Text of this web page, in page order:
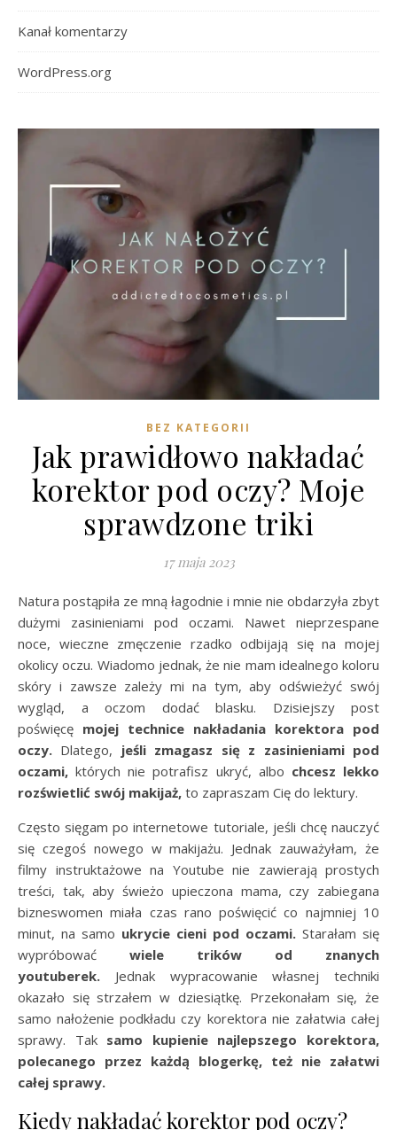
Kanał komentarzy
WordPress.org
BEZ KATEGORII
Jak prawidłowo nakładać
korektor pod oczy? Moje
sprawdzone triki
17 maja 2023
Natura postąpiła ze mną łagodnie i mnie nie obdarzyła zbyt
dużymi zasinieniami pod oczami. Nawet nieprzespane
noce, wieczne zmęczenie rzadko odbijają się na mojej
okolicy oczu. Wiadomo jednak, że nie mam idealnego koloru
skóry i zawsze zależy mi na tym, aby odświeżyć swój
wygląd, a oczom dodać blasku. Dzisiejszy post
poświęcę mojej technice nakładania korektora pod
oczy. Dlatego, jeśli zmagasz się z zasinieniami pod
oczami, których nie potrafisz ukryć, albo chcesz lekko
rozświetlić swój makijaż, to zapraszam Cię do lektury.
Często sięgam po internetowe tutoriale, jeśli chcę nauczyć
się czegoś nowego w makijażu. Jednak zauważyłam, że
filmy instruktażowe na Youtube nie zawierają prostych
treści, tak, aby świeżo upieczona mama, czy zabiegana
bizneswomen miała czas rano poświęcić co najmniej 10
minut, na samo ukrycie cieni pod oczami. Starałam się
wypróbować wiele trików od znanych
youtuberek. Jednak wypracowanie własnej techniki
okazało się strzałem w dziesiątkę. Przekonałam się, że
samo nałożenie podkładu czy korektora nie załatwia całej
sprawy. Tak samo kupienie najlepszego korektora,
polecanego przez każdą blogerkę, też nie załatwi
całej sprawy.
Kiedy nakładać korektor pod oczy?